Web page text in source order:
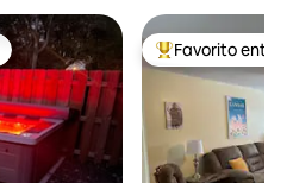
Favorito entre
Favorito entre